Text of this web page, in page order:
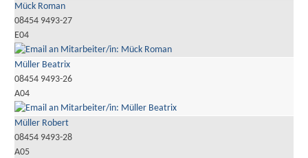
Mück Roman
08454 9493-27
E04
Müller Beatrix
08454 9493-26
A04
Müller Robert
08454 9493-28
A05